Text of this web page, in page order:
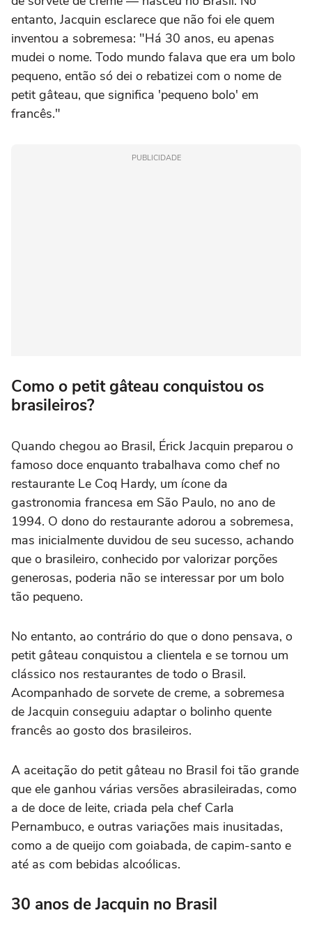
entanto, Jacquin esclarece que não foi ele quem
inventou a sobremesa: "Há 30 anos, eu apenas
mudei o nome. Todo mundo falava que era um bolo
pequeno, então só dei o rebatizei com o nome de
petit gâteau, que significa 'pequeno bolo' em
francês."
PUBLICIDADE
Como o petit gâteau conquistou os
brasileiros?
Quando chegou ao Brasil, Érick Jacquin preparou o
famoso doce enquanto trabalhava como chef no
restaurante Le Coq Hardy, um ícone da
gastronomia francesa em São Paulo, no ano de
1994. O dono do restaurante adorou a sobremesa,
mas inicialmente duvidou de seu sucesso, achando
que o brasileiro, conhecido por valorizar porções
generosas, poderia não se interessar por um bolo
tão pequeno.
No entanto, ao contrário do que o dono pensava, o
petit gâteau conquistou a clientela e se tornou um
clássico nos restaurantes de todo o Brasil.
Acompanhado de sorvete de creme, a sobremesa
de Jacquin conseguiu adaptar o bolinho quente
francês ao gosto dos brasileiros.
A aceitação do petit gâteau no Brasil foi tão grande
que ele ganhou várias versões abrasileiradas, como
a de doce de leite, criada pela chef Carla
Pernambuco, e outras variações mais inusitadas,
como a de queijo com goiabada, de capim-santo e
até as com bebidas alcoólicas.
30 anos de Jacquin no Brasil